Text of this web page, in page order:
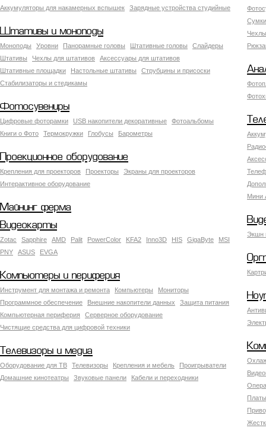
Аккумуляторы для накамерных вспышек
Зарядные устройства студийные
Штативы и моноподы
Моноподы Уровни Панорамные головы Штативные головы
Слайдеры
Штативы
Чехлы для штативов
Аксессуары для штативов
Штативные площадки
Настольные штативы
Струбцины и присоски
Стабилизаторы и стедикамы
Фотосувениры
Цифровые фоторамки USB накопители декоративные
Фотоальбомы
Книги о Фото
Термокружки Глобусы Барометры
Мини
Проекционное оборудование
Крепления для проекторов Проекторы
Экраны для проекторов
Интерактивное оборудование
Майнинг ферма
Экшн
Видеокарты
Zotac Sapphire AMD Palit PowerColor KFA2 Inno3D HIS GigaByte
MSI
PNY
ASUS EVGA
Компьютеры и периферия
Инструмент для монтажа и ремонта Компьютеры
Мониторы
Программное обеспечение
Внешние накопители данных
Защита питания
Компьютерная периферия
Серверное оборудование
Чистящие средства для цифровой техники
Телевизоры и медиа
Оборудование для ТВ Телевизоры Крепления и мебель
Проигрыватели
Домашние кинотеатры
Звуковые панели Кабели и переходники